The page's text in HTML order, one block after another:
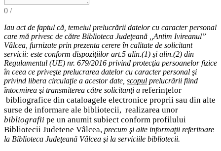
0 /
Iau act de faptul că, temeiul prelucrării datelor cu caracter personal
care mă privesc de către Biblioteca Judeţeană ,,Antim Ivireanul”
Vâlcea, furnizate prin prezenta cerere în calitate de solicitant
servicii: este conform dispoziţiilor art.5 alin.(1) şi alin.(2) din
Regulamentul (UE) nr. 679/2016 privind protecţia persoanelor fizice
în ceea ce priveşte prelucrarea datelor cu caracter personal şi
privind libera circulaţie a acestor date scopul prelucrării fiind
întocmirea şi transmiterea către solicitanţi a referinţelor
bibliografice din cataloagele electronice proprii sau din alte
surse de informare ale bibliotecii, realizarea unor
bibliografii pe un anumit subiect conform profilului
Bibliotecii Judetene Vâlcea, precum şi alte informaţii referitoare
la Biblioteca Judeţeană Vâlcea şi la serviciile bibliotecii.